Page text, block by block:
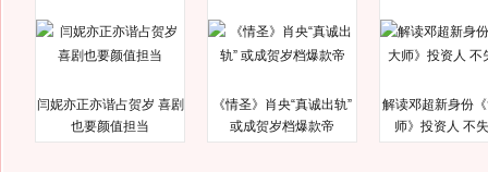
闫妮亦正亦谐占贺岁 喜剧
也要颜值担当
《情圣》肖央“真诚出轨”
或成贺岁档爆款帝
解读邓超新身份
师》投资人 不